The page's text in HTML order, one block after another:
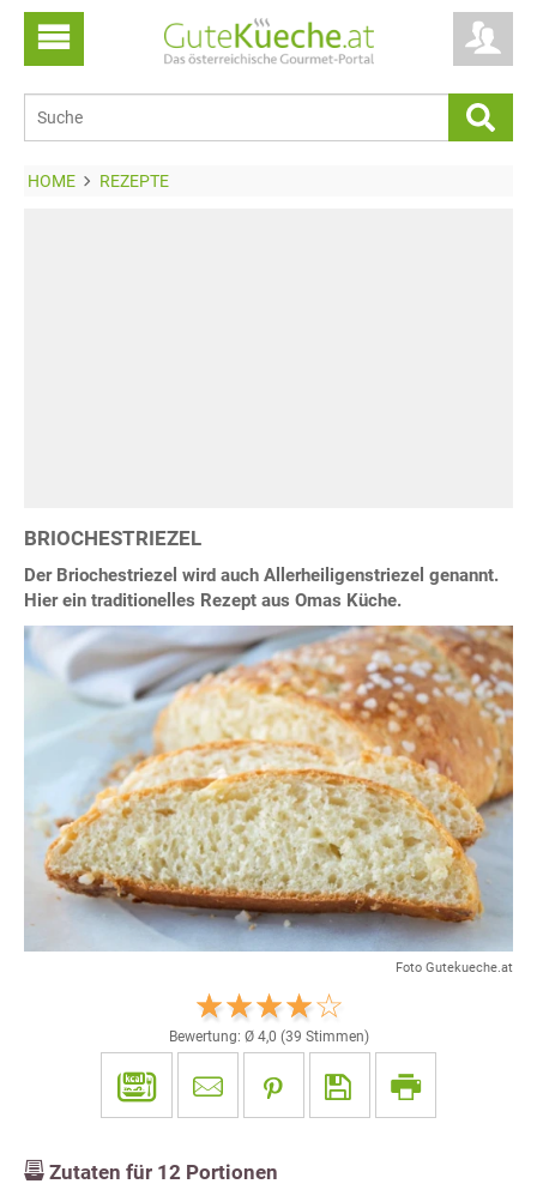
HOME REZEPTE
BRIOCHESTRIEZEL
Der Briochestriezel wird auch Allerheiligenstriezel genannt.
Hier ein traditionelles Rezept aus Omas Küche.
Foto Gutekueche.at
Bewertung: Ø 4,0 (39 Stimmen)
Zutaten für 12 Portionen